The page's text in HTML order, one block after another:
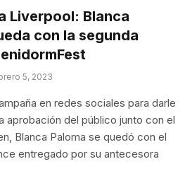
Liverpool: Blanca
con la segunda
5, 2023
en redes sociales para darle
aprobación del público junto con el
Blanca Paloma se quedó con el
entregado por su antecesora